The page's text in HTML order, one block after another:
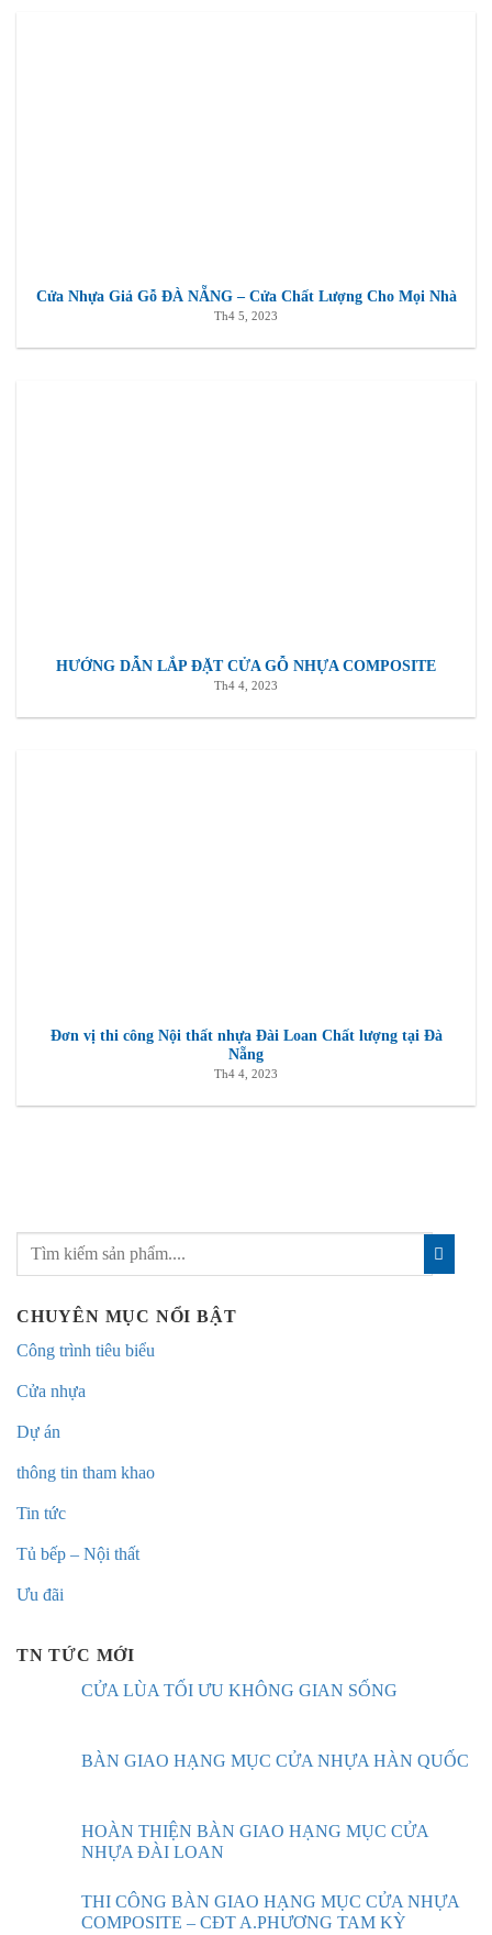
Cửa Nhựa Giả Gỗ ĐÀ NẴNG – Cửa Chất Lượng Cho Mọi Nhà
Th4 5, 2023
HƯỚNG DẪN LẮP ĐẶT CỬA GỖ NHỰA COMPOSITE
Th4 4, 2023
Đơn vị thi công Nội thất nhựa Đài Loan Chất lượng tại Đà
Nẵng
Th4 4, 2023
CHUYÊN MỤC NỔI BẬT
Công trình tiêu biểu
Cửa nhựa
Dự án
thông tin tham khao
Tin tức
Tủ bếp – Nội thất
Ưu đãi
TN TỨC MỚI
CỬA LÙA TỐI ƯU KHÔNG GIAN SỐNG
BÀN GIAO HẠNG MỤC CỬA NHỰA HÀN QUỐC
HOÀN THIỆN BÀN GIAO HẠNG MỤC CỬA
NHỰA ĐÀI LOAN
THI CÔNG BÀN GIAO HẠNG MỤC CỬA NHỰA
COMPOSITE – CĐT A.PHƯƠNG TAM KỲ